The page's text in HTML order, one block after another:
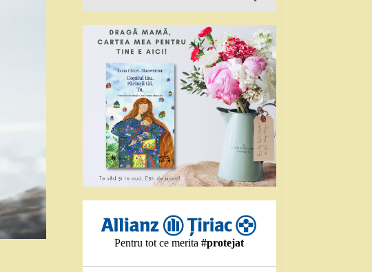
Pentru tot ce merita#protejat